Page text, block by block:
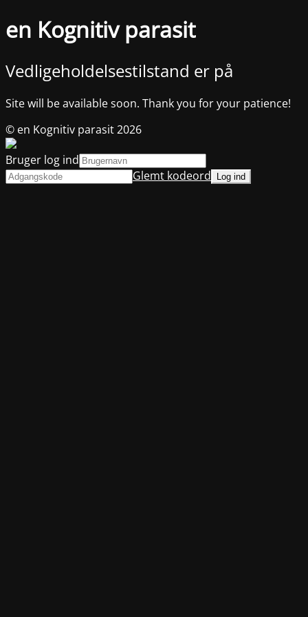
en Kognitiv parasit
Vedligeholdelsestilstand er på
Site will be available soon. Thank you for your patience!
© en Kognitiv parasit 2026
Bruger log ind
Glemt kodeord